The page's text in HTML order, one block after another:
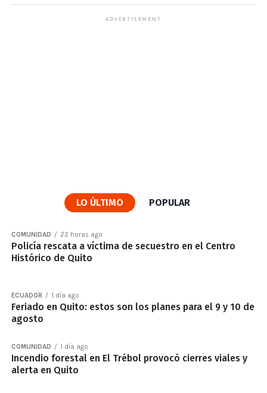
ADVERTISEMENT
LO ÚLTIMO POPULAR
COMUNIDAD 22 horas ago
Policía rescata a víctima de secuestro en el Centro
Histórico de Quito
ECUADOR 1 día ago
Feriado en Quito: estos son los planes para el 9 y 10 de
agosto
COMUNIDAD 1 día ago
Incendio forestal en El Trébol provocó cierres viales y
alerta en Quito